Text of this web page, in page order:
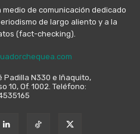
medio de comunicación dedicado
de largo aliento y a la
(fact-checking).
Padilla N330 e Iñaquito,
10, Of. 1002. Teléfono: